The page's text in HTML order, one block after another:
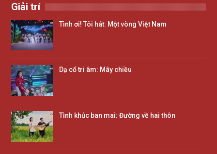
Giải trí
Tình ơi! Tôi hát: Một vòng Việt Nam
Dạ cổ tri âm: Mây chiều
Tình khúc ban mai: Đường về hai thôn